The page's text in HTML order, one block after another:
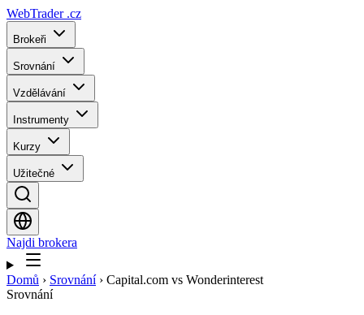
WebTrader .cz
Brokeři
Srovnání
Vzdělávání
Instrumenty
Kurzy
Užitečné
Najdi brokera
Domů › Srovnání › Capital.com vs Wonderinterest
Srovnání